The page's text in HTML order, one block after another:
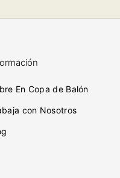
En Copa de Balón
con Nosotros